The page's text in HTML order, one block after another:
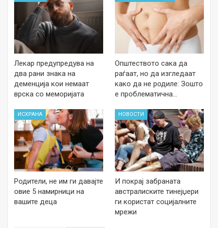
Лекар предупредува на
два рани знака на
деменција кои немаат
врска со меморијата
Општеството сака да
раѓаат, но да изгледаат
како да не родиле: Зошто
е проблематична…
ИСХРАНА
Родители, не им ги давајте
овие 5 намирници на
вашите деца
НОВОСТИ
И покрај забраната
австралиските тинејџери
ги користат социјалните
мрежи